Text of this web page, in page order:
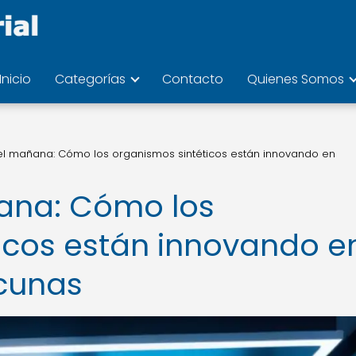
Inicio Categorías Contacto Quienes Somos
mañana: Cómo los organismos sintéticos están innovando en
Cómo los
están innovando